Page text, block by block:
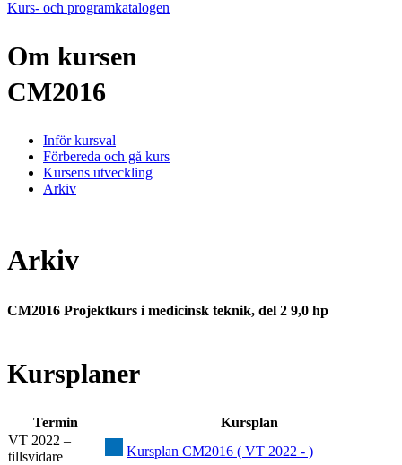
Kurs- och programkatalogen
Om kursen
CM2016
Inför kursval
Förbereda och gå kurs
Kursens utveckling
Arkiv
Arkiv
CM2016 Projektkurs i medicinsk teknik, del 2 9,0 hp
Kursplaner
Termin
Kursplan
VT 2022 –
tillsvidare
Kursplan CM2016 ( VT 2022 - )